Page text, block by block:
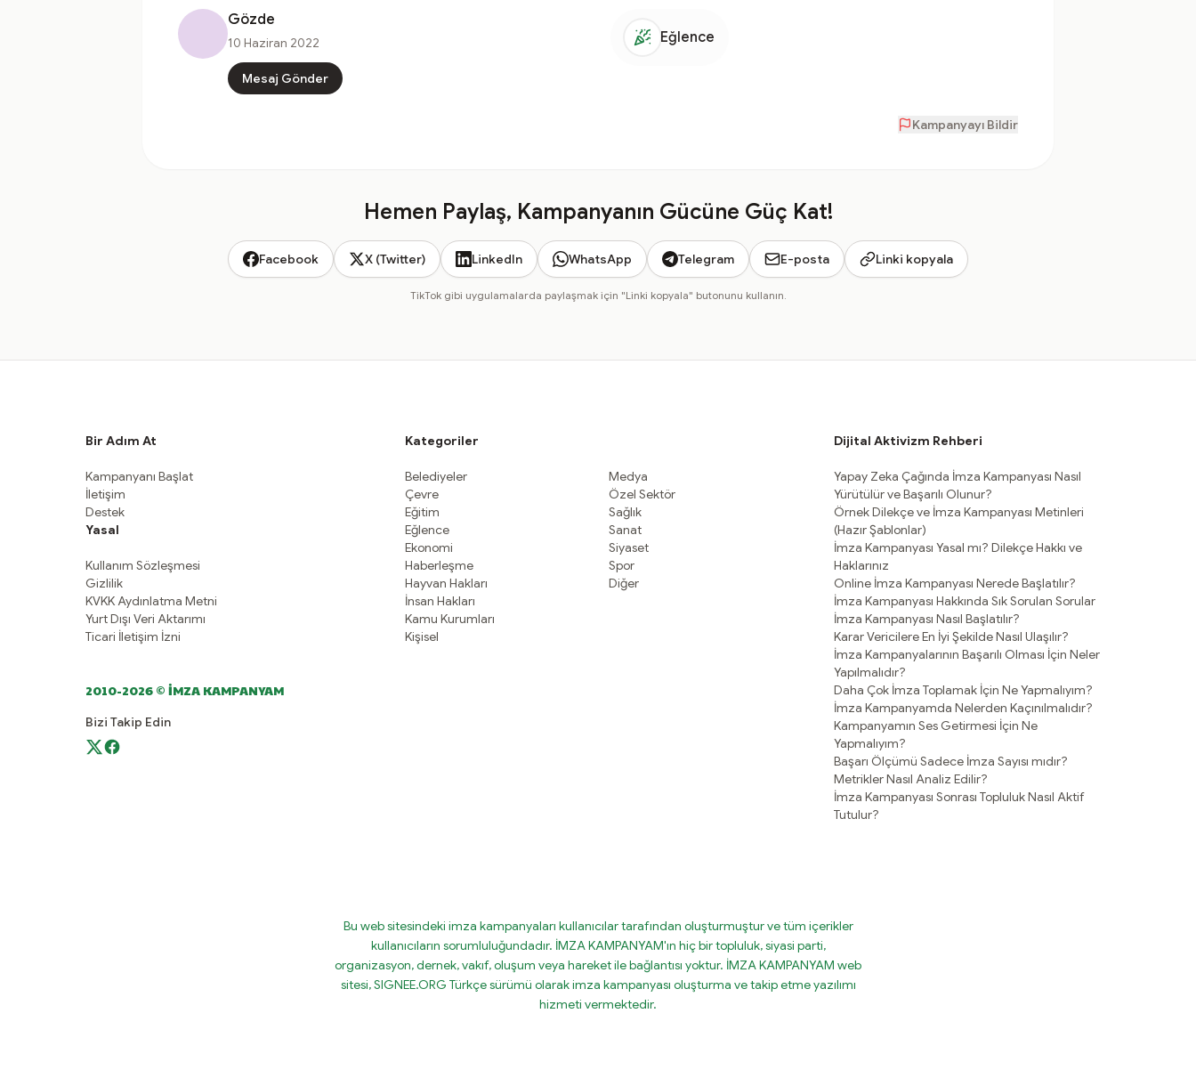
Gözde
10 Haziran 2022
Mesaj Gönder
Eğlence
Kampanyayı Bildir
Hemen Paylaş, Kampanyanın Gücüne Güç Kat!
Facebook X (Twitter) LinkedIn WhatsApp Telegram E-posta Linki kopyala
TikTok gibi uygulamalarda paylaşmak için "Linki kopyala" butonunu kullanın.
Bir Adım At
Kampanyanı Başlat
İletişim
Destek
Yasal
Kullanım Sözleşmesi
Gizlilik
KVKK Aydınlatma Metni
Yurt Dışı Veri Aktarımı
Ticari İletişim İzni
2010-2026 © İMZA KAMPANYAM
Bizi Takip Edin
Kategoriler
Belediyeler
Çevre
Eğitim
Eğlence
Ekonomi
Haberleşme
Hayvan Hakları
İnsan Hakları
Kamu Kurumları
Kişisel
Medya
Özel Sektör
Sağlık
Sanat
Siyaset
Spor
Diğer
Dijital Aktivizm Rehberi
Yapay Zeka Çağında İmza Kampanyası Nasıl
Yürütülür ve Başarılı Olunur?
Örnek Dilekçe ve İmza Kampanyası Metinleri
(Hazır Şablonlar)
İmza Kampanyası Yasal mı? Dilekçe Hakkı ve
Haklarınız
Online İmza Kampanyası Nerede Başlatılır?
İmza Kampanyası Hakkında Sık Sorulan Sorular
İmza Kampanyası Nasıl Başlatılır?
Karar Vericilere En İyi Şekilde Nasıl Ulaşılır?
İmza Kampanyalarının Başarılı Olması İçin Neler
Yapılmalıdır?
Daha Çok İmza Toplamak İçin Ne Yapmalıyım?
İmza Kampanyamda Nelerden Kaçınılmalıdır?
Kampanyamın Ses Getirmesi İçin Ne
Yapmalıyım?
Başarı Ölçümü Sadece İmza Sayısı mıdır?
Metrikler Nasıl Analiz Edilir?
İmza Kampanyası Sonrası Topluluk Nasıl Aktif
Tutulur?
Bu web sitesindeki imza kampanyaları kullanıcılar tarafından oluşturmuştur ve tüm içerikler
kullanıcıların sorumluluğundadır. İMZA KAMPANYAM'ın hiç bir topluluk, siyasi parti,
organizasyon, dernek, vakıf, oluşum veya hareket ile bağlantısı yoktur. İMZA KAMPANYAM web
sitesi, SIGNEE.ORG Türkçe sürümü olarak imza kampanyası oluşturma ve takip etme yazılımı
hizmeti vermektedir.